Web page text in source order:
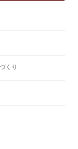
くり